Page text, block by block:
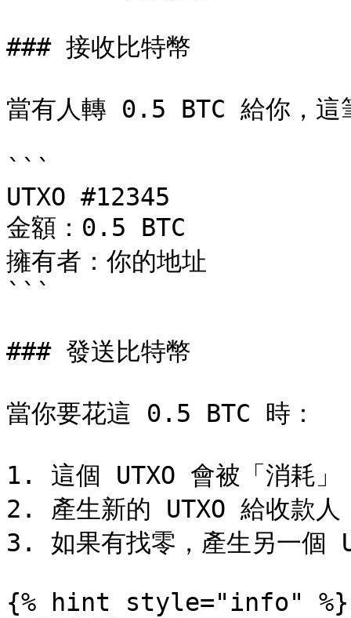
### 接收比特幣
當有人轉 0.5 BTC 給你，這
```
UTXO #12345
金額：0.5 BTC
擁有者：你的地址
```
### 發送比特幣
當你要花這 0.5 BTC 時：
1. 這個 UTXO 會被「消耗
2. 產生新的 UTXO 給收款人
3. 如果有找零，產生另一個
{% hint style="info" %}